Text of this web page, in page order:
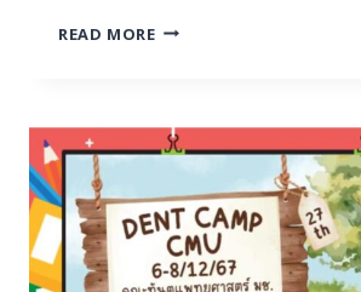
READ MORE